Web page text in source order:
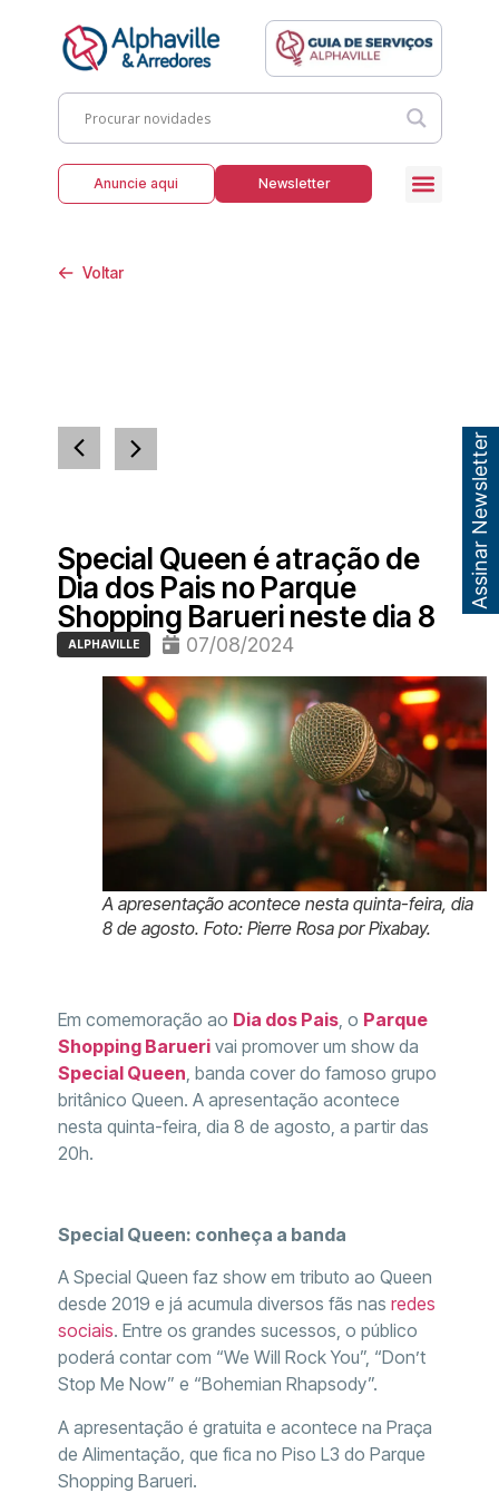
Anuncie aqui Newsletter
Voltar
Special Queen é atração de
Dia dos Pais no Parque
Shopping Barueri neste dia 8
ALPHAVILLE 07/08/2024
A apresentação acontece nesta quinta-feira, dia
8 de agosto. Foto: Pierre Rosa por Pixabay.
Em comemoração ao Dia dos Pais, o Parque
Shopping Baruerivai promover um show da
Special Queen , banda cover do famoso grupo
britânico Queen. A apresentação acontece
nesta quinta-feira, dia 8 de agosto, a partir das
20h.
Special Queen: conheça a banda
A Special Queen faz show em tributo ao Queen
desde 2019 e já acumula diversos fãs nas redes
sociais. Entre os grandes sucessos, o público
poderá contar com “We Will Rock You”, “Don’t
Stop Me Now” e “Bohemian Rhapsody”.
A apresentação é gratuita e acontece na Praça
de Alimentação, que fica no Piso L3 do Parque
Shopping Barueri.
Assinar Newsletter